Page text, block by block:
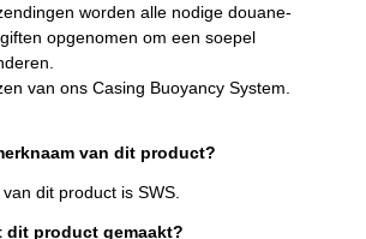
worden alle nodige douane-
opgenomen om een soepel
van ons Casing Buoyancy System.
van dit product?
dit product is SWS.
dit product gemaakt?